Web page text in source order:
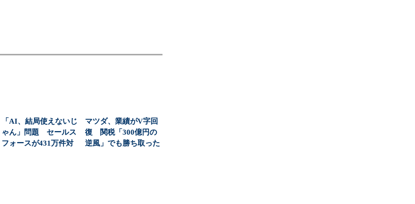
「AI、結局使えないじ
ゃん」問題 セールス
フォースが431万件対
マツダ、業績がV字回
復 関税「300億円の
逆風」でも勝ち取った